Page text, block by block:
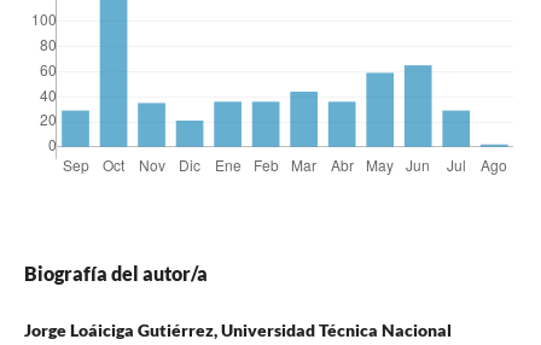
Biografía del autor/a
Jorge Loáiciga Gutiérrez, Universidad Técnica Nacional